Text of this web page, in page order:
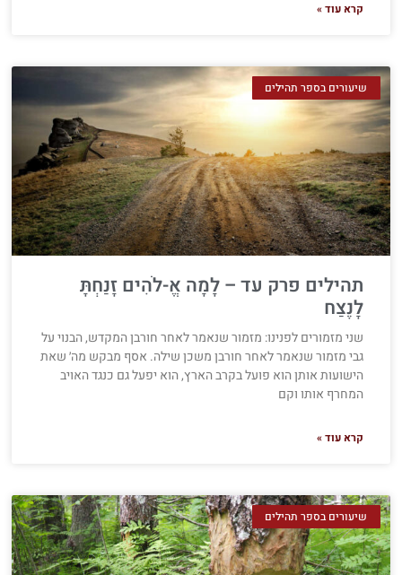
קרא עוד »
שיעורים בספר תהילים
תהילים פרק עד – לָמָה אֱ-לֹהִים זָנַחְתָּ
לָנֶצַח
שני מזמורים לפנינו: מזמור שנאמר לאחר חורבן המקדש, הבנוי על
גבי מזמור שנאמר לאחר חורבן משכן שילה. אסף מבקש מה׳ שאת
הישועות אותן הוא פועל בקרב הארץ, הוא יפעל גם כנגד האויב
המחרף אותו וקם
קרא עוד »
שיעורים בספר תהילים